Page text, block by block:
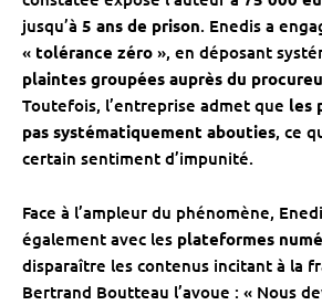
jusqu’à 5 ans de prison. Enedis a
« tolérance zéro », en déposant
plaintes groupées auprès du
Toutefois, l’entreprise admet que les
pas systématiquement abouties, ce
certain sentiment d’impunité.
Face à l’ampleur du phénomène,
également avec les plateformes
disparaître les contenus incitant à la
Bertrand Boutteau l’avoue : « Nous